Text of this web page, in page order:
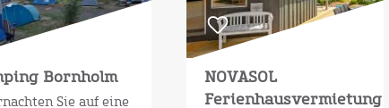
Bornholm
Sie auf eine
NOVASOL
Ferienhausvermietung